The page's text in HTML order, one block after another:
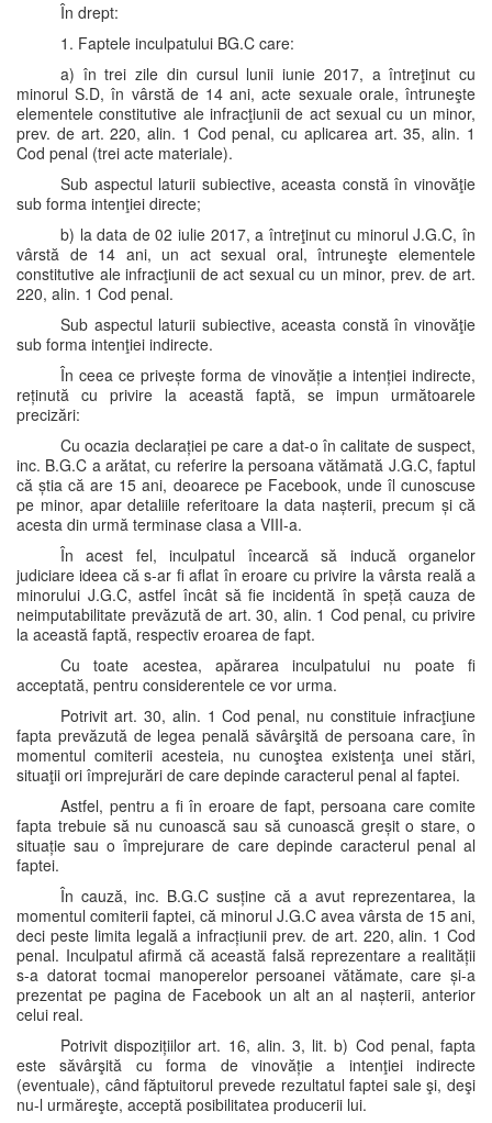
În drept:
1. Faptele inculpatului BG.C care:
a) în trei zile din cursul lunii iunie 2017, a întreţinut cu
minorul S.D, în vârstă de 14 ani, acte sexuale orale, întruneşte
elementele constitutive ale infracţiunii de act sexual cu un minor,
prev. de art. 220, alin. 1 Cod penal, cu aplicarea art. 35, alin. 1
Cod penal (trei acte materiale).
Sub aspectul laturii subiective, aceasta constă în vinovăţie
sub forma intenţiei directe;
b) la data de 02 iulie 2017, a întreţinut cu minorul J.G.C, în
vârstă de 14 ani, un act sexual oral, întruneşte elementele
constitutive ale infracţiunii de act sexual cu un minor, prev. de art.
220, alin. 1 Cod penal.
Sub aspectul laturii subiective, aceasta constă în vinovăţie
sub forma intenţiei indirecte.
În ceea ce privește forma de vinovăție a intenției indirecte,
reținută cu privire la această faptă, se impun următoarele
precizări:
Cu ocazia declarației pe care a dat-o în calitate de suspect,
inc. B.G.C a arătat, cu referire la persoana vătămată J.G.C, faptul
că știa că are 15 ani, deoarece pe Facebook, unde îl cunoscuse
pe minor, apar detaliile referitoare la data nașterii, precum și că
acesta din urmă terminase clasa a VIII-a.
În acest fel, inculpatul încearcă să inducă organelor
judiciare ideea că s-ar fi aflat în eroare cu privire la vârsta reală a
minorului J.G.C, astfel încât să fie incidentă în speță cauza de
neimputabilitate prevăzută de art. 30, alin. 1 Cod penal, cu privire
la această faptă, respectiv eroarea de fapt.
Cu toate acestea, apărarea inculpatului nu poate fi
acceptată, pentru considerentele ce vor urma.
Potrivit art. 30, alin. 1 Cod penal, nu constituie infracţiune
fapta prevăzută de legea penală săvârşită de persoana care, în
momentul comiterii acesteia, nu cunoştea existenţa unei stări,
situaţii ori împrejurări de care depinde caracterul penal al faptei.
Astfel, pentru a fi în eroare de fapt, persoana care comite
fapta trebuie să nu cunoască sau să cunoască greșit o stare, o
situație sau o împrejurare de care depinde caracterul penal al
faptei.
În cauză, inc. B.G.C susține că a avut reprezentarea, la
momentul comiterii faptei, că minorul J.G.C avea vârsta de 15 ani,
deci peste limita legală a infracțiunii prev. de art. 220, alin. 1 Cod
penal. Inculpatul afirmă că această falsă reprezentare a realității
s-a datorat tocmai manoperelor persoanei vătămate, care și-a
prezentat pe pagina de Facebook un alt an al nașterii, anterior
celui real.
Potrivit dispozițiilor art. 16, alin. 3, lit. b) Cod penal, fapta
este săvârşită cu forma de vinovăție a intenţiei indirecte
(eventuale), când făptuitorul prevede rezultatul faptei sale şi, deşi
nu-l urmăreşte, acceptă posibilitatea producerii lui.